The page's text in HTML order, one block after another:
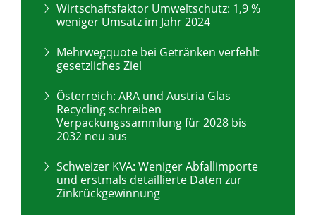
Wirtschaftsfaktor Umweltschutz: 1,9 %
weniger Umsatz im Jahr 2024
Mehrwegquote bei Getränken verfehlt
gesetzliches Ziel
Österreich: ARA und Austria Glas
Recycling schreiben
Verpackungssammlung für 2028 bis
2032 neu aus
Schweizer KVA: Weniger Abfallimporte
und erstmals detaillierte Daten zur
Zinkrückgewinnung